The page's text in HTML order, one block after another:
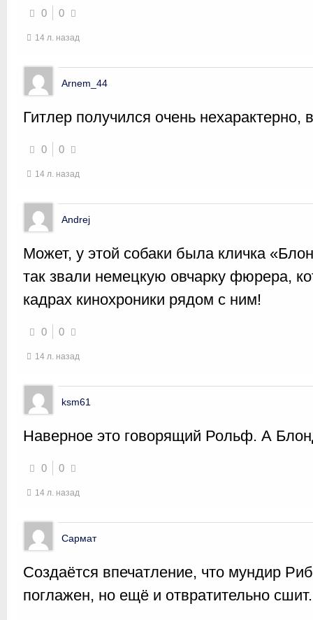
0 0
14 л. назад
Arnem_44
Гитлер получился очень нехарактерно,
0 0
14 л. назад
Andrej
Может, у этой собаки была кличка
так звали немецкую овчарку фюрера,
кадрах кинохроники рядом с ним!
0 0
14 л. назад
ksm61
Наверное это говорящий Рольф. А
0 0
14 л. назад
Сармат
Создаётся впечатление, что мундир
поглажен, но ещё и отвратительно сшит.